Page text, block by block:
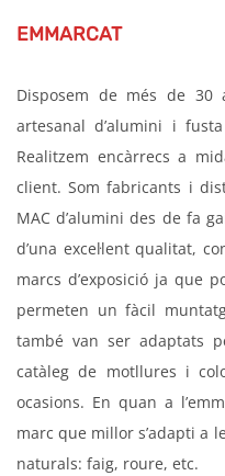
EMMARCAT
Disposem de més de 30
artesanal d’alumini i
Realitzem encàrrecs a
client. Som fabricants i
MAC d’alumini des de fa
d’una excel·lent qualitat,
marcs d’exposició ja que
permeten un fàcil
també van ser adaptats
catàleg de motllures i
ocasions. En quan a
marc que millor s’adapti a
naturals: faig, roure, etc.